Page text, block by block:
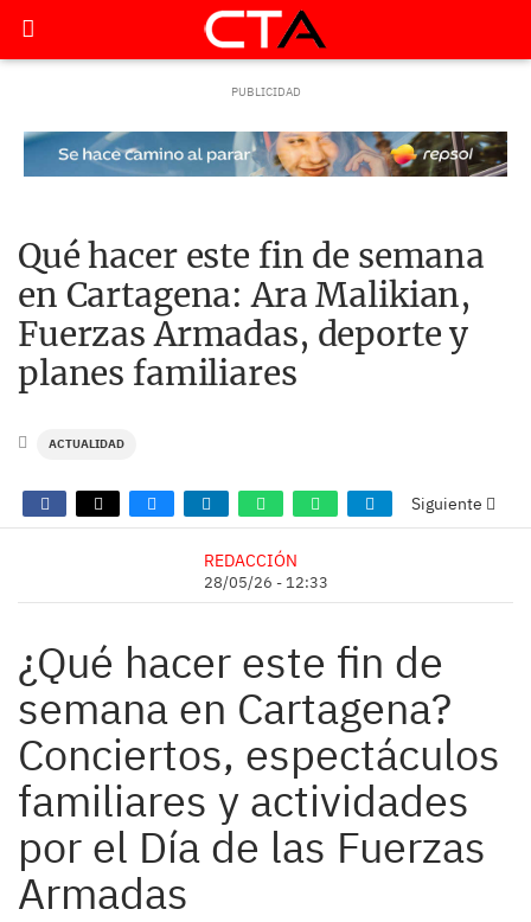
Qué hacer este fin de semana
en Cartagena: Ara Malikian,
Fuerzas Armadas, deporte y
planes familiares
ACTUALIDAD
Siguiente
REDACCIÓN
28/05/26 - 12:33
¿Qué hacer este fin de
semana en Cartagena?
Conciertos, espectáculos
familiares y actividades
por el Día de las Fuerzas
Armadas